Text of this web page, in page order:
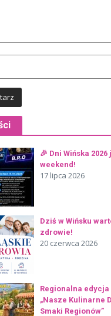
🎉 Dni Wińska 2026
weekend!
17 lipca 2026
Dziś w Wińsku
zdrowie!
20 czerwca 2026
Regionalna
„Nasze Kulinarne
Smaki Regionów”